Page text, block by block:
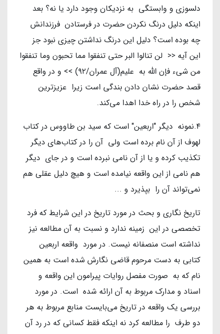
دلسوزی و وابستگی به نزدیکان وجود دارد یا نه؟ بعد
اینکه دلیل درنگ نکردن حضرت در فرستادن فرزندانش
چه بوده است؟ دلیل این درنگ نداشتن چیزی نبود جز
این آیه << لن تنالوا البر حتی تنفقوا مما تحبون وما تنفقوا
من شیء فإن الله به علیم(آل عمران/۹۲) >> و در واقع
قصد حضرت نشان دادن بندگی است زیرا عزیزترین
شخص را در راه خدا اهدا می‌کند.
۴.نمونه دیگر "اربعین" است که سید بن طاووس در کتاب
لهوف از آن نام برده است ولی آن را در کتاب‌های دیگر
تکذیب کرده و یا از آن نامی نبرده است و در جای دیگر
هم نامی از این واقعه نیامده است و هیچ دلیل عقلی هم
نمی‌تواند آن را بپذیرد و ...
تاریخ نگاری و بحث در مورد تاریخ در این شرایط که فرد
تخصصی در این زمینه ندارد و نسبت به آن مطالعه نیز
نداشته است منصفانه نیست. در مورد واقعه اربعین
کتابی به دست مرحوم قاضی نگارش شده است به همین
نام که به صورت مفصل روایات پیرامون این واقعه و
اسناد و مدارک مربوط به آن ارائه شده است. در مورد
بررسی یک واقعه در تاریخ می‌بایست منابع مربوط به هر
دو طرف را مطالعه کرد نه اینکه فقط کسانی که در رد آن